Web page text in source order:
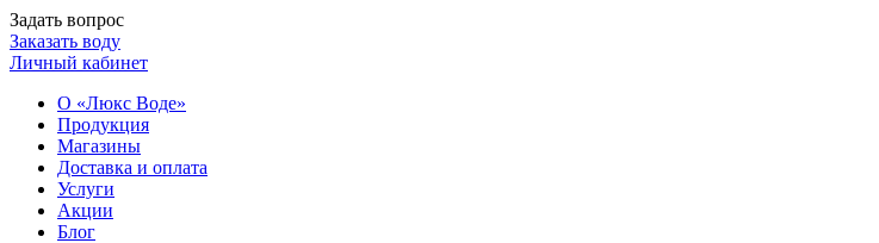
Задать вопрос
Заказать воду
Личный кабинет
О «Люкс Воде»
Продукция
Магазины
Доставка и оплата
Услуги
Акции
Блог